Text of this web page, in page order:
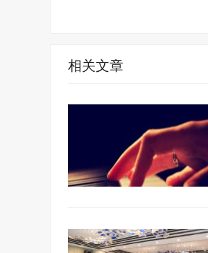
相关文章